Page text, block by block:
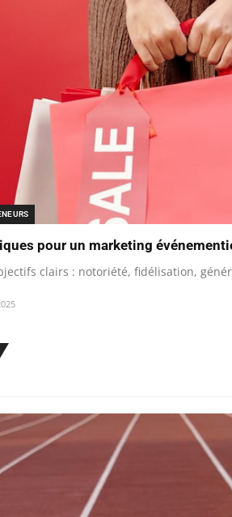
pour un marketing
clairs : notoriété, fidélisation,